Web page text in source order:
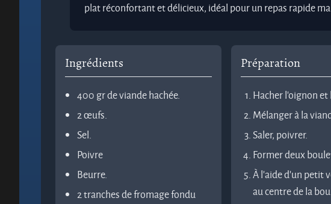
plat réconfortant et délicieux, idéal pour un repas rapide
Ingrédients
400 gr de viande hachée.
2 œufs.
Sel.
Poivre
Beurre.
2 tranches de fromage fondu
Préparation
Hacher l’oignon et
Mélanger à la
Saler, poivrer.
Former deux
À l’aide d’un
au centre de la